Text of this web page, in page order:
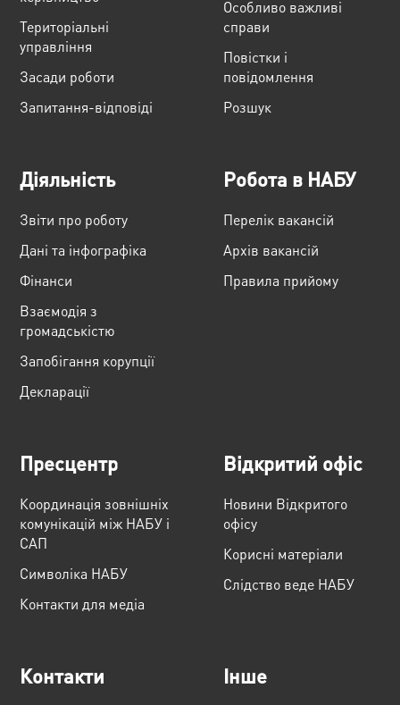
Територіальні
управління
Засади роботи
Запитання-відповіді
Особливо важливі
справи
Повістки і
повідомлення
Розшук
Діяльність
Звіти про роботу
Дані та інфографіка
Фінанси
Взаємодія з
громадськістю
Запобігання корупції
Декларації
Робота в НАБУ
Перелік вакансій
Архів вакансій
Правила прийому
Пресцентр
Координація зовнішніх
комунікацій між НАБУ і
САП
Cимволіка НАБУ
Контакти для медіа
Відкритий офіс
Новини Відкритого
офісу
Корисні матеріали
Слідство веде НАБУ
Контакти Інше